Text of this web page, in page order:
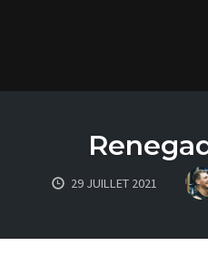
29 JUILLET 2021